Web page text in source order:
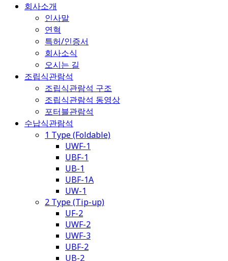
회사소개
인사말
연혁
특허/인증서
회사소식
오시는 길
조립식관람석
조립식관람석 구조
조립식관람석 동영상
포터블관람석
수납식관람석
1 Type (Foldable)
UWF-1
UBF-1
UB-1
UBF-1A
UW-1
2 Type (Tip-up)
UF-2
UWF-2
UWF-3
UBF-2
UB-2